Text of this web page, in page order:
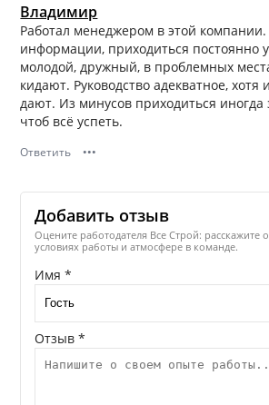
Владимир
Работал менеджером в этой
информации, приходиться постоянно
молодой, дружный, в проблемных
кидают. Руководство адекватное,
дают. Из минусов приходиться иногда
чтоб всё успеть.
Ответить •••
Добавить отзыв
Оцените работодателя Все Строй: расскажите
условиях работы и атмосфере в команде.
Имя *
Отзыв *